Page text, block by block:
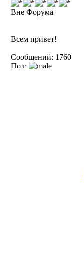
Вне Форума
Всем привет!
Сообщений: 1760
Пол: